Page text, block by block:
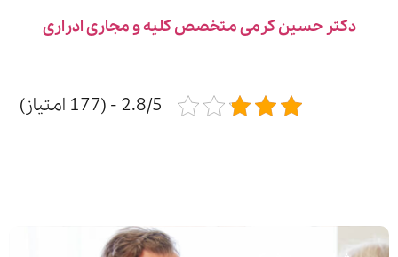
دکتر حسین کرمی متخصص کلیه و مجاری ادراری
2.8/5 - (177 امتیاز)